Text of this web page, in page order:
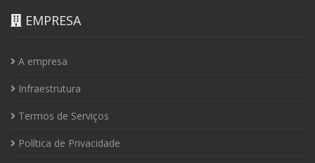
EMPRESA
A empresa
Infraestrutura
Termos de Serviços
Política de Privacidade